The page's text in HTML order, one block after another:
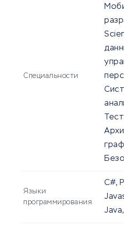
Специальности
Языки
программирования
C#,